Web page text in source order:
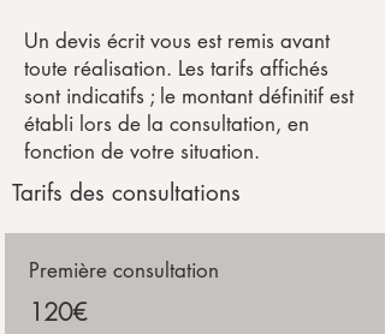
Un devis écrit vous est remis avant
toute réalisation. Les tarifs affichés
sont indicatifs ; le montant définitif est
établi lors de la consultation, en
fonction de votre situation.
Tarifs des consultations
Première consultation
120€